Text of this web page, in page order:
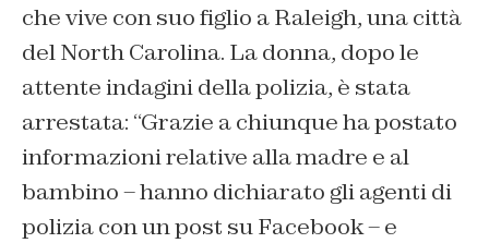
che vive con suo figlio a Raleigh, una città
del North Carolina. La donna, dopo le
attente indagini della polizia, è stata
arrestata: “Grazie a chiunque ha postato
informazioni relative alla madre e al
bambino – hanno dichiarato gli agenti di
polizia con un post su Facebook – e